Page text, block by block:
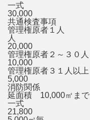
一式
30,000
共通検査事項
管理権原者１人
人
20,000
管理権原者２～３０人
10,000
管理権原者３１人以上
5,000
消防関係
延面積 10,000㎡まで
一式
21,800